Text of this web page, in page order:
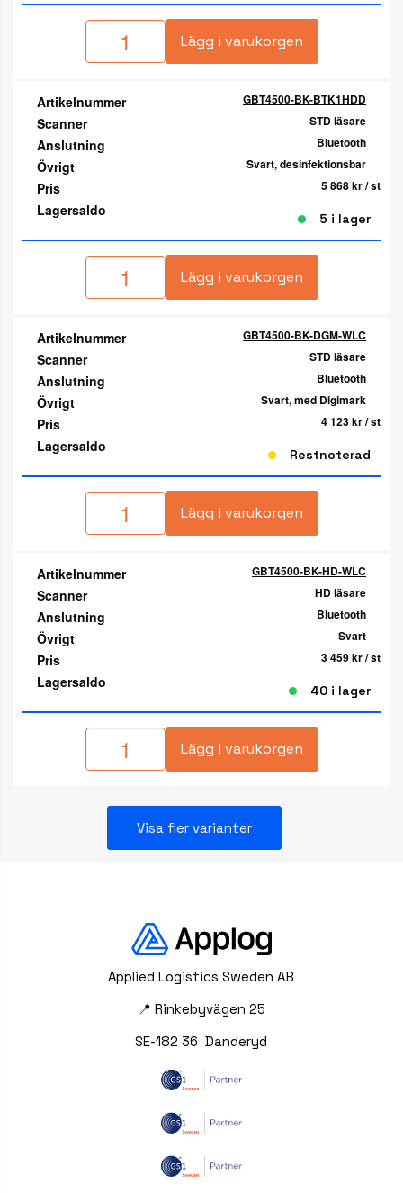
Lägg i varukorgen
Artikelnummer GBT4500-BK-BTK1HDD
Scanner STD läsare
Anslutning Bluetooth
Övrigt Svart, desinfektionsbar
Pris 5 868 kr/ st
Lagersaldo 5 i lager
Lägg i varukorgen
Artikelnummer GBT4500-BK-DGM-WLC
Scanner STD läsare
Anslutning Bluetooth
Övrigt Svart, med Digimark
Pris 4 123 kr/ st
Lagersaldo Restnoterad
Lägg i varukorgen
Artikelnummer GBT4500-BK-HD-WLC
Scanner HD läsare
Anslutning Bluetooth
Övrigt Svart
Pris 3 459 kr/ st
Lagersaldo 40 i lager
Lägg i varukorgen
Visa fler varianter
Applied Logistics Sweden AB
📍 Rinkebyvägen 25
SE-182 36 Danderyd